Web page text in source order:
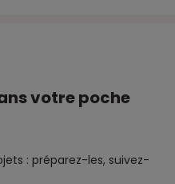
votre poche
: préparez-les, suivez-